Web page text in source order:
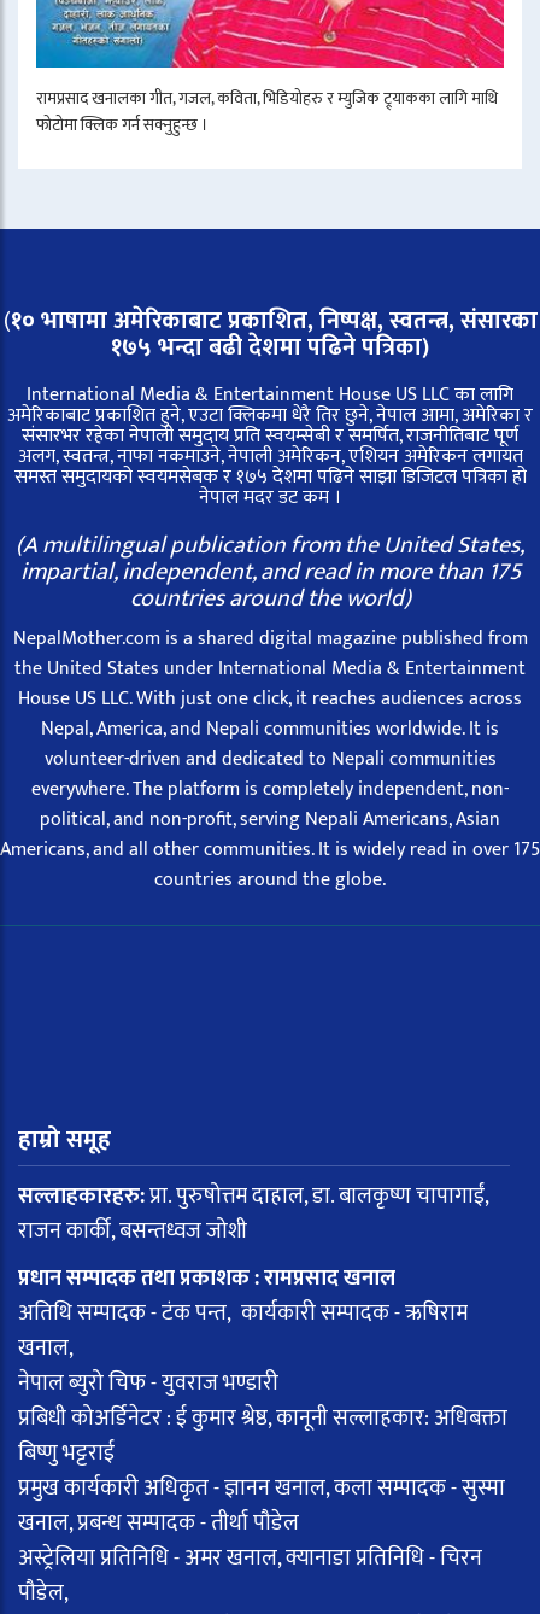
रामप्रसाद खनालका गीत, गजल, कविता, भिडियोहरु र म्युजिक ट्र्याकका लागि माथि
फोटोमा क्लिक गर्न सक्नुहुन्छ ।
(१० भाषामा अमेरिकाबाट प्रकाशित, निष्पक्ष, स्वतन्त्र,संसारका
१७५ भन्दा बढी देशमा पढिने पत्रिका)
International Media & Entertainment House US LLC का लागि
अमेरिकाबाट प्रकाशित हुने, एउटा क्लिकमा धेरै तिर छुने, नेपाल आमा, अमेरिका र
संसारभर रहेका नेपाली समुदाय प्रति स्वयम्सेबी र समर्पित, राजनीतिबाट पूर्ण
अलग, स्वतन्त्र, नाफा नकमाउने, नेपाली अमेरिकन, एशियन अमेरिकन लगायत
समस्त समुदायको स्वयमसेबक र १७५ देशमा पढिने साझा डिजिटल पत्रिका हो
नेपाल मदर डट कम ।
(A multilingual publication from the United States,
impartial, independent, and read in more than 175
countries around the world)
NepalMother.com is a shared digital magazine published from
the United States under International Media & Entertainment
House US LLC. With just one click, it reaches audiences across
Nepal, America, and Nepali communities worldwide. It is
volunteer-driven and dedicated to Nepali communities
everywhere. The platform is completely independent, non-
political, and non-profit, serving Nepali Americans, Asian
Americans, and all other communities. It is widely read in over 175
countries around the globe.
हाम्रो समूह
सल्लाहकारहरु:प्रा. पुरुषोत्तम दाहाल, डा. बालकृष्ण चापागाईं,
राजन कार्की, बसन्तध्वज जोशी
प्रधान सम्पादक तथा प्रकाशक : रामप्रसाद खनाल
अतिथि सम्पादक - टंक पन्त, कार्यकारी सम्पादक - ऋषिराम
खनाल,
नेपाल ब्युरो चिफ - युवराज भण्डारी
प्रबिधी कोअर्डिनेटर : ई कुमार श्रेष्ठ, कानूनी सल्लाहकार: अधिबक्ता
बिष्णु भट्टराई
प्रमुख कार्यकारी अधिकृत - ज्ञानन खनाल, कला सम्पादक - सुस्मा
खनाल, प्रबन्ध सम्पादक - तीर्था पौडेल
अस्ट्रेलिया प्रतिनिधि - अमर खनाल, क्यानाडा प्रतिनिधि - चिरन
पौडेल,